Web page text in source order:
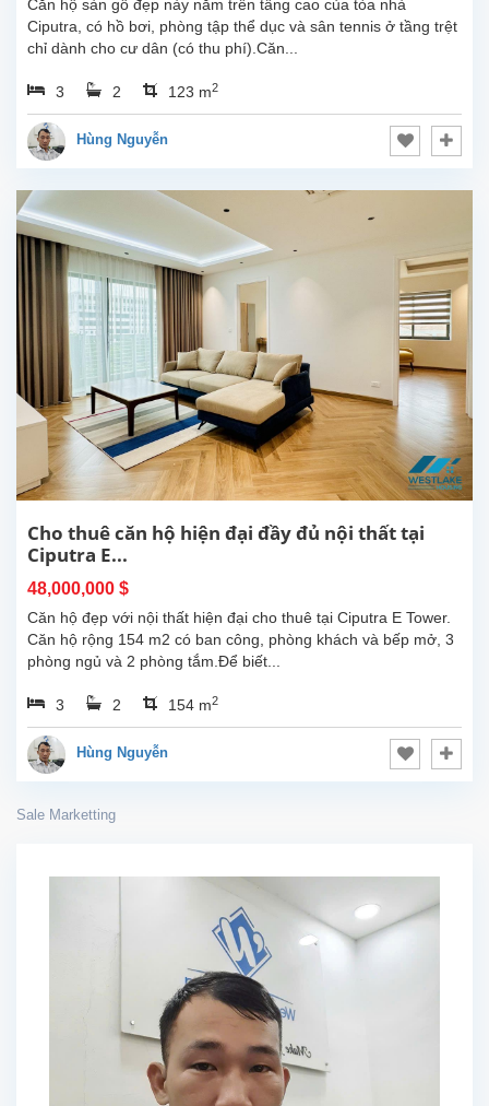
Căn hộ sàn gỗ đẹp này nằm trên tầng cao của tòa nhà
Ciputra, có hồ bơi, phòng tập thể dục và sân tennis ở tầng trệt
chỉ dành cho cư dân (có thu phí).Căn...
3 2 123 m2
Hùng Nguyễn
Cho thuê căn hộ hiện đại đầy đủ nội thất tại
Ciputra E...
48,000,000 $
Căn hộ đẹp với nội thất hiện đại cho thuê tại Ciputra E Tower.
Căn hộ rộng 154 m2 có ban công, phòng khách và bếp mở, 3
phòng ngủ và 2 phòng tắm.Để biết...
3 2 154 m2
Hùng Nguyễn
Sale Marketting